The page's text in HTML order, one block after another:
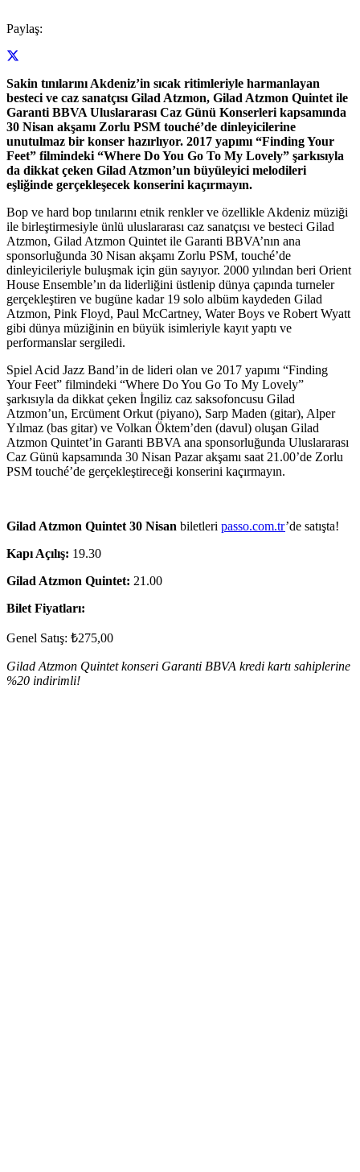
Paylaş:
Sakin tınılarını Akdeniz’in sıcak ritimleriyle harmanlayan
besteci ve caz sanatçısı Gilad Atzmon, Gilad Atzmon Quintet ile
Garanti BBVA Uluslararası Caz Günü Konserleri kapsamında
30 Nisan akşamı Zorlu PSM touché’de dinleyicilerine
unutulmaz bir konser hazırlıyor. 2017 yapımı “Finding Your
Feet” filmindeki “Where Do You Go To My Lovely” şarkısıyla
da dikkat çeken Gilad Atzmon’un büyüleyici melodileri
eşliğinde gerçekleşecek konserini kaçırmayın.
Bop ve hard bop tınılarını etnik renkler ve özellikle Akdeniz müziği
ile birleştirmesiyle ünlü uluslararası caz sanatçısı ve besteci Gilad
Atzmon, Gilad Atzmon Quintet ile Garanti BBVA’nın ana
sponsorluğunda 30 Nisan akşamı Zorlu PSM, touché’de
dinleyicileriyle buluşmak için gün sayıyor. 2000 yılından beri Orient
House Ensemble’ın da liderliğini üstlenip dünya çapında turneler
gerçekleştiren ve bugüne kadar 19 solo albüm kaydeden Gilad
Atzmon, Pink Floyd, Paul McCartney, Water Boys ve Robert Wyatt
gibi dünya müziğinin en büyük isimleriyle kayıt yaptı ve
performanslar sergiledi.
Spiel Acid Jazz Band’in de lideri olan ve 2017 yapımı “Finding
Your Feet” filmindeki “Where Do You Go To My Lovely”
şarkısıyla da dikkat çeken İngiliz caz saksofoncusu Gilad
Atzmon’un, Ercüment Orkut (piyano), Sarp Maden (gitar), Alper
Yılmaz (bas gitar) ve Volkan Öktem’den (davul) oluşan Gilad
Atzmon Quintet’in Garanti BBVA ana sponsorluğunda Uluslararası
Caz Günü kapsamında 30 Nisan Pazar akşamı saat 21.00’de Zorlu
PSM touché’de gerçekleştireceği konserini kaçırmayın.
Gilad Atzmon Quintet 30 Nisan biletleri passo.com.tr’de satışta!
Kapı Açılış: 19.30
Gilad Atzmon Quintet: 21.00
Bilet Fiyatları:
Genel Satış: ₺275,00
Gilad Atzmon Quintet konseri Garanti BBVA kredi kartı sahiplerine
%20 indirimli!